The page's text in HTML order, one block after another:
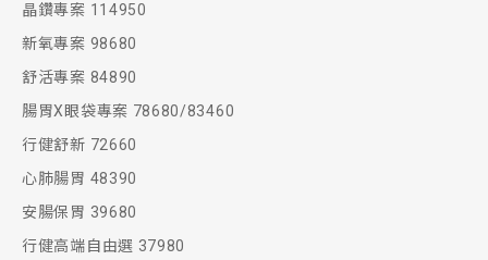
晶鑽專案 114950
新氧專案 98680
舒活專案 84890
腸胃X眼袋專案 78680/83460
行健舒新 72660
心肺腸胃 48390
安腸保胃 39680
行健高端自由選 37980